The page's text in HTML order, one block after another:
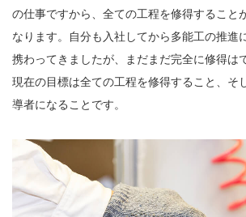
の仕事ですから、全ての工程を修得すること
なります。自分も入社してから多能工の推進
携わってきましたが、まだまだ完全に修得は
現在の目標は全ての工程を修得すること、そ
導者になることです。